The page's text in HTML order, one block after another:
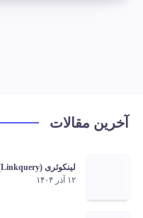
آخرین مقالات
لینکوئری (Linkquery) چیست؟ — راهنمای جامع
۱۲ آذر ۱۴۰۴